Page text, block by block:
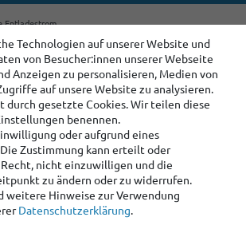
Entladestrom.
INR18650-
max. 10A
Artikelnummer:
Hersteller :LG
Staffelpreise:
Ab Menge: 4
Technologien auf unserer Website und
von Besucher:innen unserer Webseite
Anzeigen zu personalisieren, Medien von
auf unsere Website zu analysieren.
gesetzte Cookies. Wir teilen diese
benennen.
oder aufgrund eines
Zustimmung kann erteilt oder
nicht einzuwilligen und die
zu ändern oder zu widerrufen.
weitere Hinweise zur Verwendung
Daten­schutz­erklärung.